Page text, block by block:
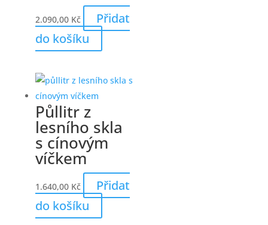
2.090,00 Kč
Přidat
do košíku
Půllitr z
lesního skla
s cínovým
víčkem
1.640,00 Kč
Přidat
do košíku